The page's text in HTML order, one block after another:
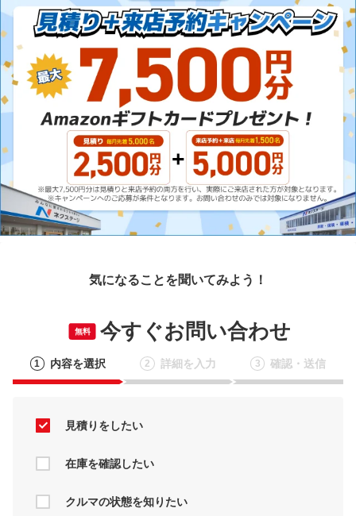
気になることを聞いてみよう！
無料 今すぐお問い合わせ
1 内容を選択 2 詳細を入力 3 確認・送信
見積りをしたい
在庫を確認したい
クルマの状態を知りたい